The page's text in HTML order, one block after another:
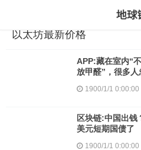
以太坊最新价格
APP:藏在室内“
放甲醛”，很多人
1900/1/1 0:00:00
区块链:中国出钱
美元短期国债了
1900/1/1 0:00:00